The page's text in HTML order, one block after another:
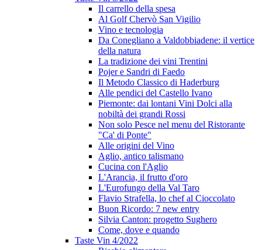
Il carrello della spesa
Al Golf Chervò San Vigilio
Vino e tecnologia
Da Conegliano a Valdobbiadene: il vertice
della natura
La tradizione dei vini Trentini
Pojer e Sandri di Faedo
Il Metodo Classico di Haderburg
Alle pendici del Castello Ivano
Piemonte: dai lontani Vini Dolci alla
nobiltà dei grandi Rossi
Non solo Pesce nel menu del Ristorante
"Ca' di Ponte"
Alle origini del Vino
Aglio, antico talismano
Cucina con l'Aglio
L'Arancia, il frutto d'oro
L'Eurofungo della Val Taro
Flavio Strafella, lo chef al Cioccolato
Buon Ricordo: 7 new entry
Silvia Canton: progetto Sughero
Come, dove e quando
Taste Vin 4/2022